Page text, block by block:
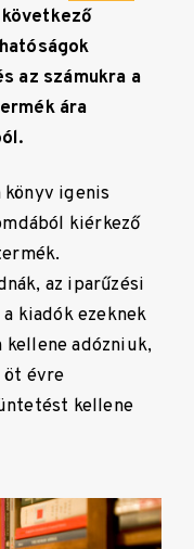
az számukra a
ára
könyv igenis
kiérkező
az iparűzési
kiadók ezeknek
adózniuk,
öt évre
kellene